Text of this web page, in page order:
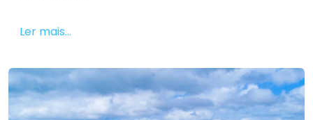
Ler mais...